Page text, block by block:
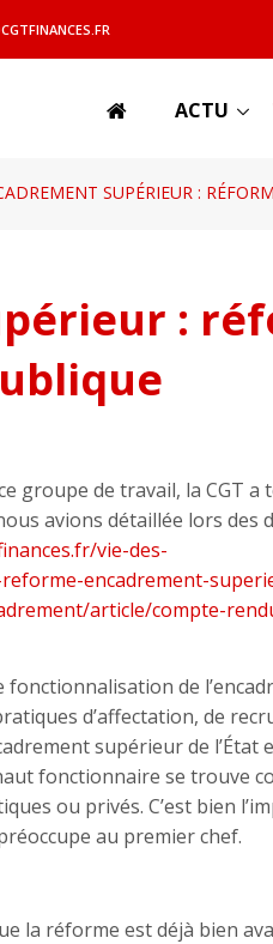
ACTU
SUPÉRIEUR :
:
groupe de travail, la CGT
avions détaillée lors des
vie-des-
encadrement-
article/compte-
fonctionnalisation de
d’affectation, de
supérieur de l’État
fonctionnaire se trouve
ou privés. C’est bien
au premier chef.
la réforme est déjà bien